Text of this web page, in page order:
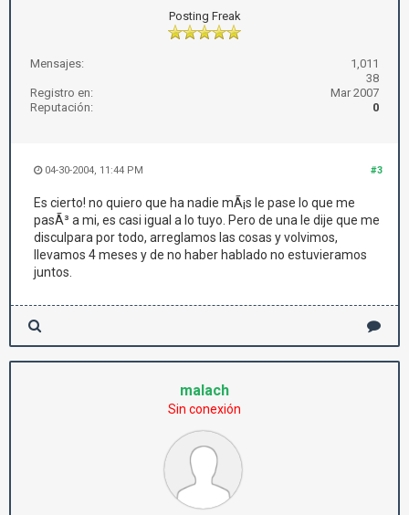
Posting Freak
Mensajes:
1,011
38
Registro en:
Mar 2007
Reputación:
0
#3
04-30-2004, 11:44 PM
Es cierto! no quiero que ha nadie mÃ¡s le pase lo que me
pasÃ³ a mi, es casi igual a lo tuyo. Pero de una le dije que me
disculpara por todo, arreglamos las cosas y volvimos,
llevamos 4 meses y de no haber hablado no estuvieramos
juntos.
malach
Sin conexión